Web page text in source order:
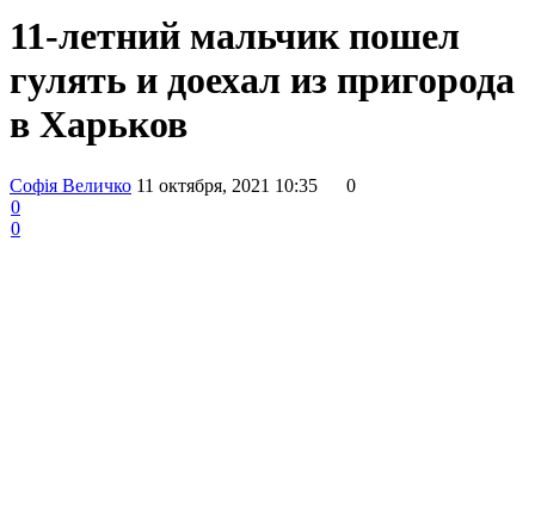
11-летний мальчик пошел
гулять и доехал из пригорода
в Харьков
Софія Величко 11 октября, 2021 10:35
0
0
0